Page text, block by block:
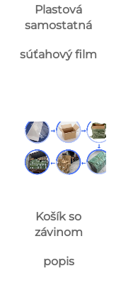
Plastová
samostatná
súťahový film
Košík so
závinom
popis